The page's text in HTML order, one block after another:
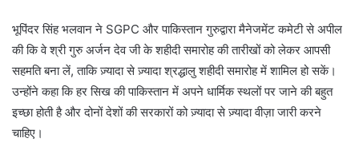
भूपिंदर सिंह भलवान ने SGPC और पाकिस्तान गुरुद्वारा मैनेजमेंट कमेटी से अपील
की कि वे श्री गुरु अर्जन देव जी के शहीदी समारोह की तारीखों को लेकर आपसी
सहमति बना लें, ताकि ज़्यादा से ज़्यादा श्रद्धालु शहीदी समारोह में शामिल हो सकें।
उन्होंने कहा कि हर सिख की पाकिस्तान में अपने धार्मिक स्थलों पर जाने की बहुत
इच्छा होती है और दोनों देशों की सरकारों को ज़्यादा से ज़्यादा वीज़ा जारी करने
चाहिए।